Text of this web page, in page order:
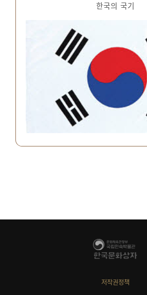
한국의 국기
저작권정책